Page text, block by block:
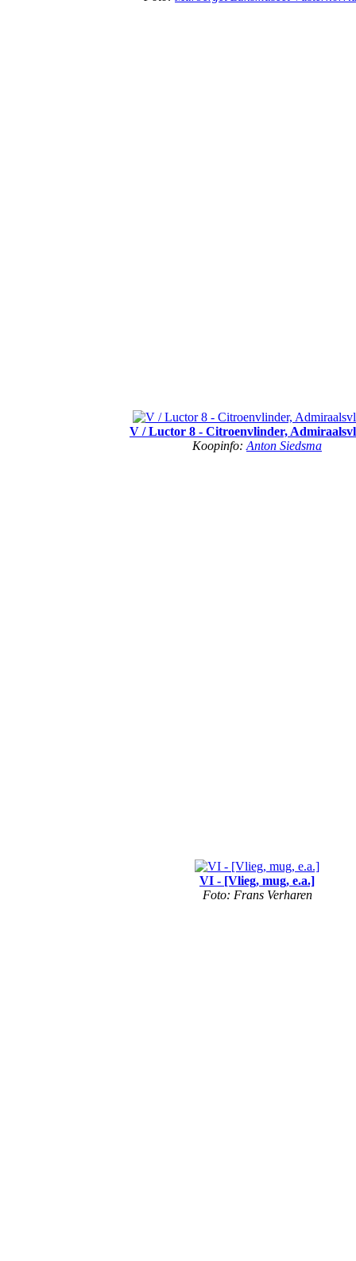
V / Luctor 8 - Citroenvlinder,
Koopinfo: Anton Siedsma
VI - [Vlieg, mug, e.a.]
Foto: Frans Verharen